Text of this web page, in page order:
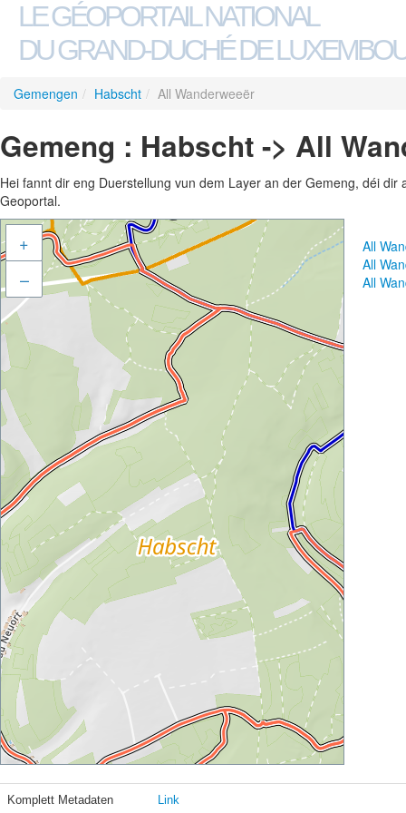
LE GÉOPORTAIL NATIONAL
DU GRAND-DUCHÉ DE
Gemengen / Habscht / All Wanderweeër
Gemeng : Habscht -> All
Hei fannt dir eng Duerstellung vun dem Layer an der Gemeng, déi
Geoportal.
+
–
All
All
All
Komplett Metadaten Link